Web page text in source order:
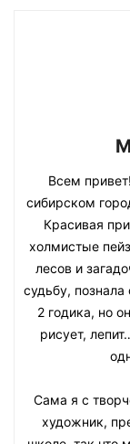
Всем
сибирском
Красивая
холмистые
лесов и
судьбу,
2 годика, но
рисует,
Сама я с
художник,